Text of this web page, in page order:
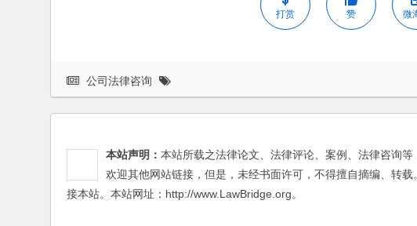
打赏 赞 微
公司法律咨询
本站声明： 本站所载之法律论文、法律评论、案例、法律咨询
欢迎其他网站链接，但是，未经书面许可，不得擅自摘编、转
接本站。本站网址：http://www.LawBridge.org。